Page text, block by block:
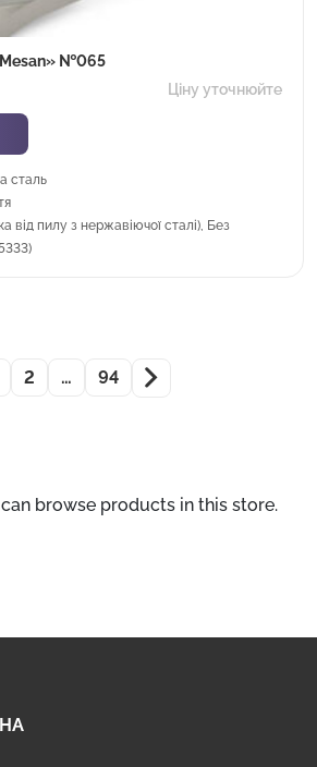
Mesan» №065
Ціну уточнюйте
сталь
від пилу з нержавіючої сталі), Без
2 … 94
browse products in this store.